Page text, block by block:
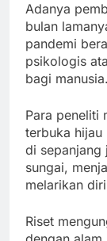
Adanya
bulan
pandemi
psikologis
bagi manusia.
Para peneliti
terbuka hijau
di sepanjang
sungai,
melarikan
Riset